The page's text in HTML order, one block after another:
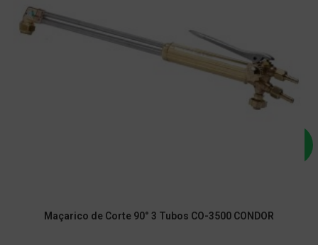
Maçarico de Corte 90° 3 Tubos CO-3500 CONDOR